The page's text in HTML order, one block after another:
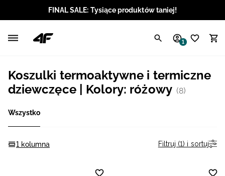
FINAL SALE: Tysiące produktów taniej!
1
Koszulki termoaktywne i termiczne
dziewczęce | Kolory: różowy (8)
Wszystko
1 kolumna Filtruj (1) i sortuj
Angielski / USD